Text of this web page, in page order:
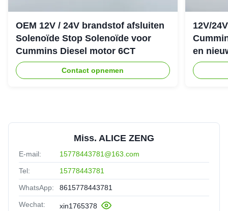
OEM 12V / 24V brandstof afsluiten
Solenoïde Stop Solenoïde voor
Cummins Diesel motor 6CT
Contact opnemen
12V/
en
Miss. ALICE ZENG
E-mail: 15778443781@163.com
Tel: 15778443781
WhatsApp: 8615778443781
Wechat: xin1765378